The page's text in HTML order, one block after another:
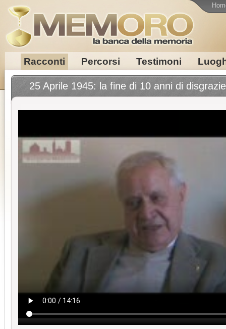
Racconti Percorsi Testimoni
25 Aprile 1945: la fine di 10 anni di disgrazie